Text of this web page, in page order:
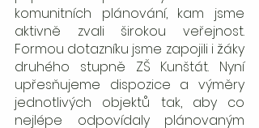
komunitních plánování, kam jsme
aktivně zvali širokou veřejnost.
Formou dotazníku jsme zapojili i žáky
druhého stupně ZŠ Kunštát. Nyní
upřesňujeme dispozice a výměry
jednotlivých objektů tak, aby co
nejlépe odpovídaly plánovaným